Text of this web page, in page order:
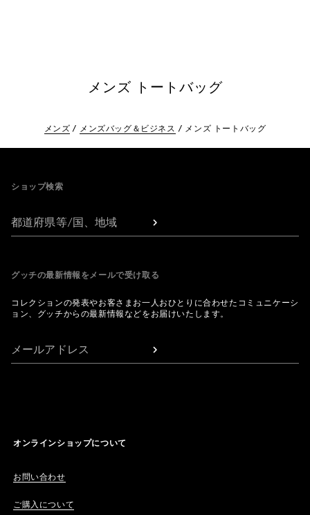
メンズ トートバッグ
メンズ メンズバッグ＆ビジネス メンズ トートバッグ
ショップ検索
都道府県等/国、地域
グッチの最新情報をメールで受け取る
コレクションの発表やお客さまお一人おひとりに合わせたコミュニケーシ
ョン、グッチからの最新情報などをお届けいたします。
メールアドレス
オンラインショップについて
お問い合わせ
ご購入について